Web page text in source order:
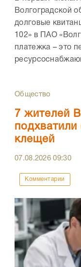
Волгоградской
долговые
102» в ПАО
платежка – это
Общество
7 жителей
клещей
07.08.202609:30
Комментарии